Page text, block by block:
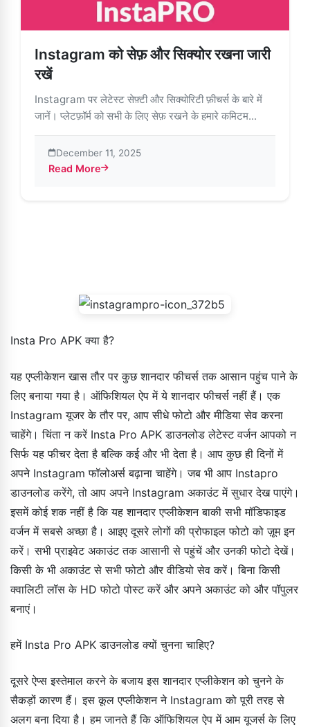
Instagram को सेफ़ और सिक्योर रखना जारी
रखें
Instagram पर लेटेस्ट सेफ़्टी और सिक्योरिटी फ़ीचर्स के बारे में
जानें। प्लेटफ़ॉर्म को सभी के लिए सेफ़ रखने के हमारे कमिटम...
December 11, 2025
Read More
about Instagram को सेफ़ और सिक्योर रखना जारी रखें
Insta Pro APK क्या है?
यह एप्लीकेशन खास तौर पर कुछ शानदार फीचर्स तक आसान पहुंच पाने के
लिए बनाया गया है। ऑफिशियल ऐप में ये शानदार फीचर्स नहीं हैं। एक
Instagram यूजर के तौर पर, आप सीधे फोटो और मीडिया सेव करना
चाहेंगे। चिंता न करें Insta Pro APK डाउनलोड लेटेस्ट वर्जन आपको न
सिर्फ यह फीचर देता है बल्कि कई और भी देता है। आप कुछ ही दिनों में
अपने Instagram फॉलोअर्स बढ़ाना चाहेंगे। जब भी आप Instapro
डाउनलोड करेंगे, तो आप अपने Instagram अकाउंट में सुधार देख पाएंगे।
इसमें कोई शक नहीं है कि यह शानदार एप्लीकेशन बाकी सभी मॉडिफाइड
वर्जन में सबसे अच्छा है। आइए दूसरे लोगों की प्रोफाइल फोटो को ज़ूम इन
करें। सभी प्राइवेट अकाउंट तक आसानी से पहुंचें और उनकी फोटो देखें।
किसी के भी अकाउंट से सभी फोटो और वीडियो सेव करें। बिना किसी
क्वालिटी लॉस के HD फोटो पोस्ट करें और अपने अकाउंट को और पॉपुलर
बनाएं।
हमें Insta Pro APK डाउनलोड क्यों चुनना चाहिए?
दूसरे ऐप्स इस्तेमाल करने के बजाय इस शानदार एप्लीकेशन को चुनने के
सैकड़ों कारण हैं। इस कूल एप्लीकेशन ने Instagram को पूरी तरह से
अलग बना दिया है। हम जानते हैं कि ऑफिशियल ऐप में आम यूजर्स के लिए